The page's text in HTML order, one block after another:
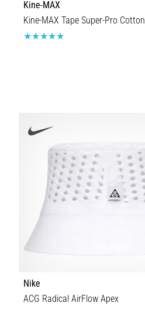
Kine-MAX
Kine-MAX Tape Super-Pro Cotton
Nike
ACG Radical AirFlow Apex